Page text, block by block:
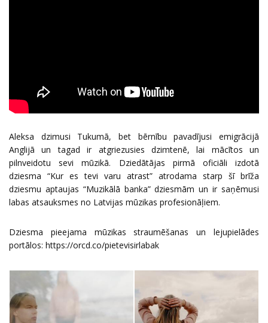
Aleksa dzimusi Tukumā, bet bērnību pavadījusi emigrācijā
Anglijā un tagad ir atgriezusies dzimtenē, lai mācītos un
pilnveidotu sevi mūzikā. Dziedātājas pirmā oficiāli izdotā
dziesma “Kur es tevi varu atrast” atrodama starp šī brīža
dziesmu aptaujas “Muzikālā banka” dziesmām un ir saņēmusi
labas atsauksmes no Latvijas mūzikas profesionāļiem.
Dziesma pieejama mūzikas straumēšanas un lejupielādes
portālos: https://orcd.co/pietevisirlabak